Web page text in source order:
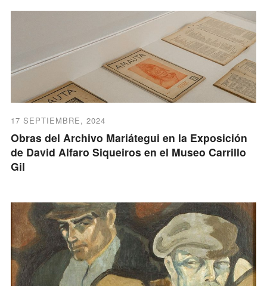
17 SEPTIEMBRE, 2024
Obras del Archivo Mariátegui en la Exposición
de David Alfaro Siqueiros en el Museo Carrillo
Gil